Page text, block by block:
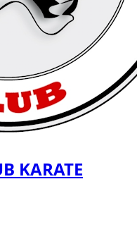
KARATE